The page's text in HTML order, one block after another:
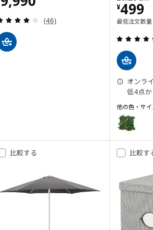
レビュー: 4.1 から 5 星です。 総
(46)
¥499
価格
最低注文数
オンラ
低4点
他の色・サ
FEJKA フェイカ
オプショ
比較する 比較す